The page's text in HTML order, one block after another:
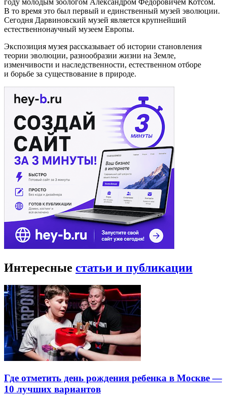
году молодым зоологом Александром Федоровичем Котсом.
В то время это был первый и единственный музей эволюции.
Сегодня Дарвиновский музей является крупнейший
естественнонаучный музеем Европы.
Экспозиция музея рассказывает об истории становления
теории эволюции, разнообразии жизни на Земле,
изменчивости и наследственности, естественном отборе
и борьбе за существование в природе.
Интересные статьи и публикации
Где отметить день рождения ребенка в Москве —
10 лучших вариантов